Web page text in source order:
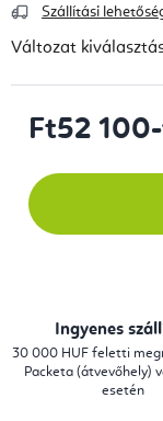
Szállítási
Változat
Ft52 100
Ingyenes
30 000 HUF feletti
Packeta (átvevőhely)
esetén